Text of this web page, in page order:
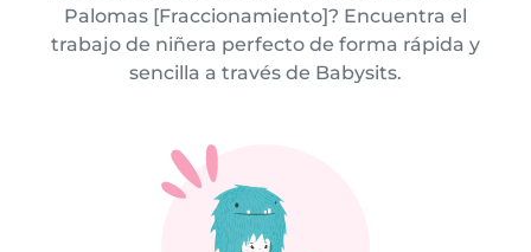
Palomas [Fraccionamiento]? Encuentra el
trabajo de niñera perfecto de forma rápida y
sencilla a través de Babysits.